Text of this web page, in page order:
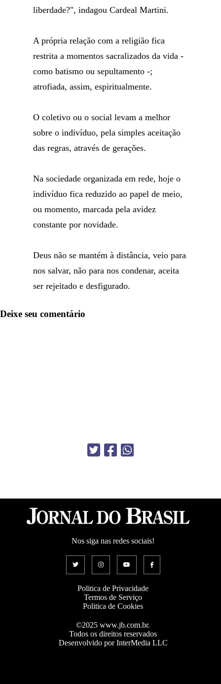
liberdade?", indagou Cardeal Martini.
A própria relação com a religião fica
restrita a momentos sacralizados da vida -
como batismo ou sepultamento -;
atrofiada, assim, espiritualmente.
O coletivo ou o social levam a melhor
sobre o indivíduo, pela simples aceitação
das regras, através de gerações.
Na sociedade organizada em rede, hoje o
indivíduo fica reduzido ao papel de meio,
ou momento, marcada pela avidez
constante por novidade.
Deus não se mantém à distância, veio para
nos salvar, não para nos condenar, aceita
ser rejeitado e desfigurado.
Deixe seu comentário
Nos siga nas redes sociais!
Politica de Privacidade
Termos de Serviço
Politica de Cookies
©2025 www.jb.com.br.
Todos os direitos reservados
Desenvolvido por InterMedia LLC